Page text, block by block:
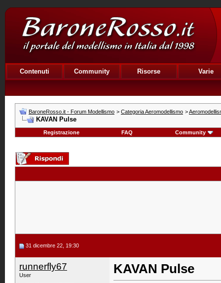
Contenuti Community Risorse Varie
BaroneRosso.it - Forum Modellismo > Categoria Aeromodellismo >
KAVAN Pulse
Registrazione FAQ Community
31 dicembre 22, 19:30
runnerfly67
User KAVAN Pulse